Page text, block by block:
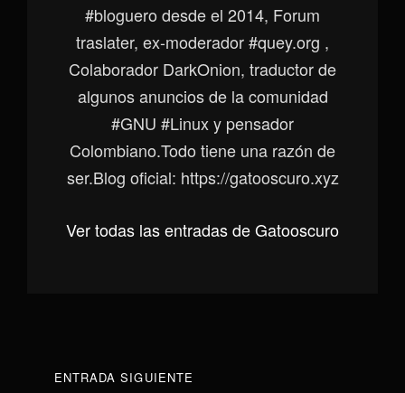
#bloguero desde el 2014, Forum
traslater, ex-moderador #quey.org ,
Colaborador DarkOnion, traductor de
algunos anuncios de la comunidad
#GNU #Linux y pensador
Colombiano.Todo tiene una razón de
ser.Blog oficial: https://gatooscuro.xyz
Ver todas las entradas de Gatooscuro
Navegación
ENTRADA
ENTRADA SIGUIENTE